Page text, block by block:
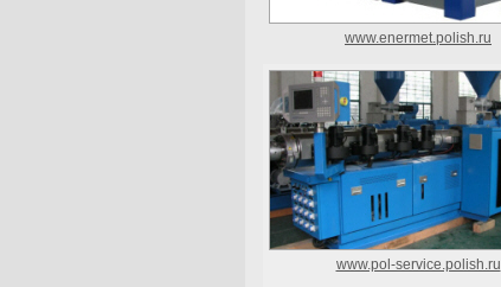
www.enermet.polish.ru
www.pol-service.polish.ru